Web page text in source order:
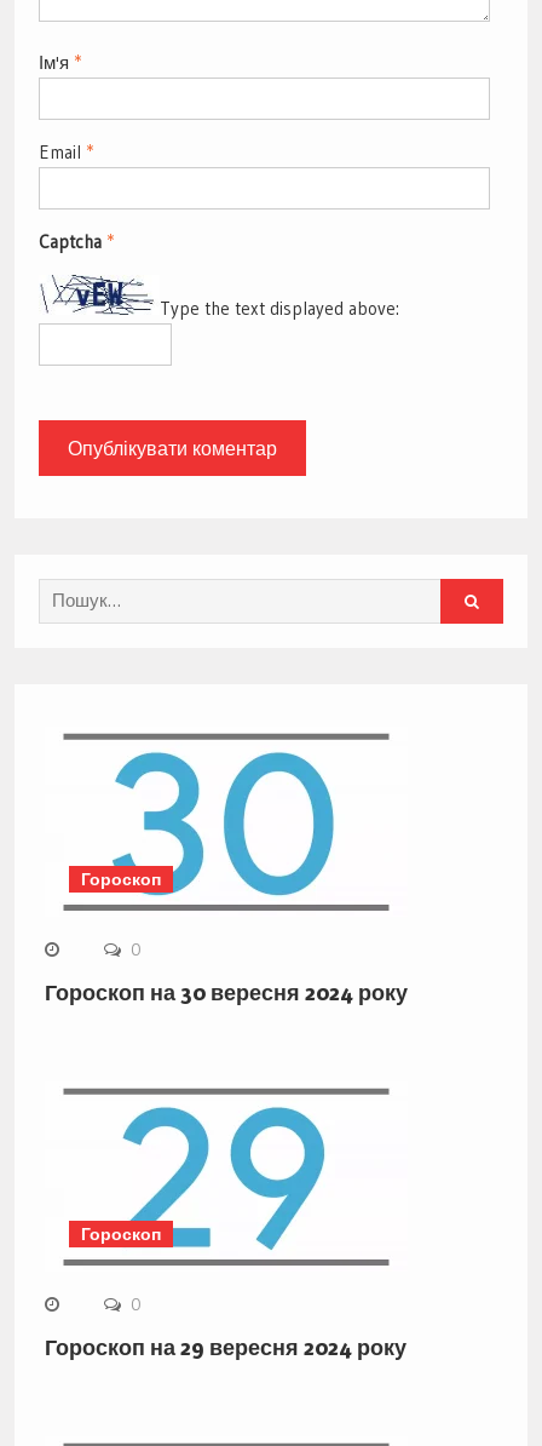
Ім'я *
Email *
Captcha *
Type the text displayed above:
Search
for:
Гороскоп
0
Гороскоп на 30 вересня 2024 року
Гороскоп
0
Гороскоп на 29 вересня 2024 року